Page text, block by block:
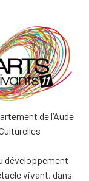
de l’Aude
développement
vivant, dans